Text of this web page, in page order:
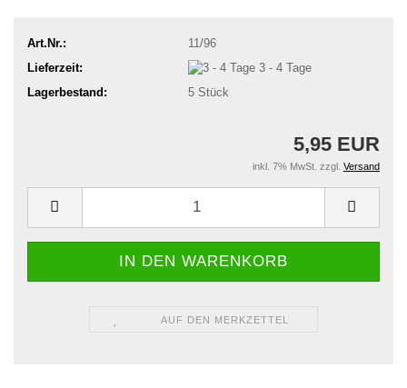
Art.Nr.:
11/96
Lieferzeit:
3 - 4 Tage
Lagerbestand:
5 Stück
5,95 EUR
inkl. 7% MwSt. zzgl. Versand
AUF DEN MERKZETTEL